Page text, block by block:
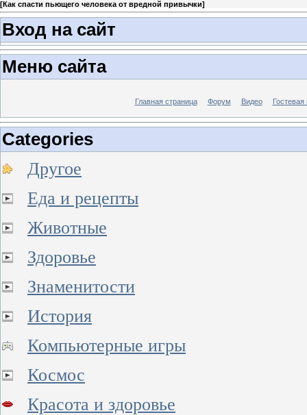
[Как спасти пьющего человека от вредной привычки]
Вход на сайт
Меню сайта
Главная страница Форум Видео Гостевая
Categories
Другое
Еда и рецепты
Животные
Здоровье
Знаменитости
История
Компьютерные игры
Космос
Красота и здоровье